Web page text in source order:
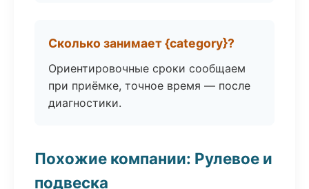
Сколько занимает {category}?
Ориентировочные сроки сообщаем
при приёмке, точное время — после
диагностики.
Похожие компании: Рулевое и
подвеска